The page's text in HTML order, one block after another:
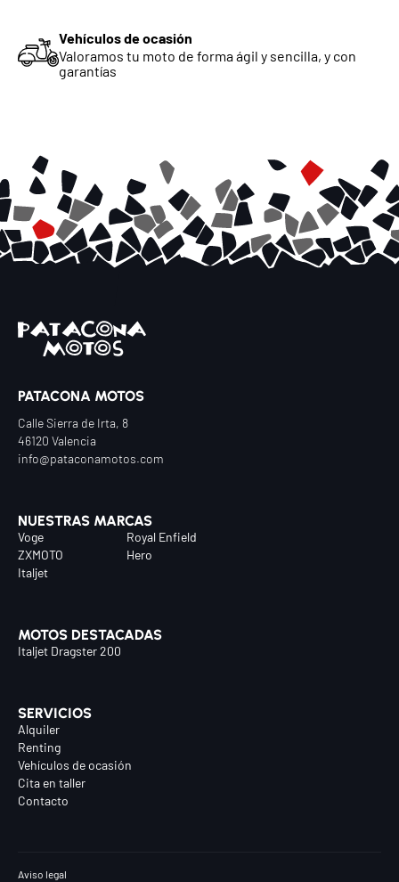
Chatea con nosotros
Selecciona el departamento
Te responderemos lo antes posible
Servicio técnico
Vehículos de ocasión
Valoramos tu moto de forma ágil y sencilla, y con
garantías
PATACONA MOTOS
Calle Sierra de Irta, 8
46120 Valencia
info@pataconamotos.com
NUESTRAS MARCAS
Voge
Royal Enfield
ZXMOTO
Hero
Italjet
MOTOS DESTACADAS
Italjet Dragster 200
SERVICIOS
Alquiler
Renting
Vehículos de ocasión
Cita en taller
Contacto
Aviso legal